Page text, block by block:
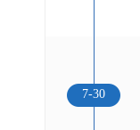
7-30